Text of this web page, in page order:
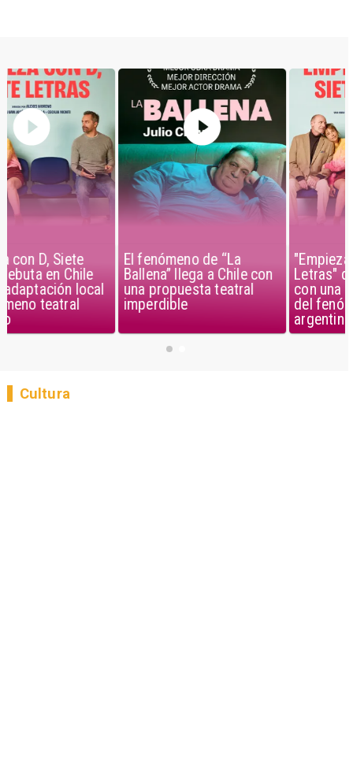
El fenómeno de “La
Ballena” llega a Chile con
una propuesta teatral
imperdible
"Empieza con D, Siete
Letras" debuta en Chile
con una adaptación local
del fenómeno teatral
Cultura